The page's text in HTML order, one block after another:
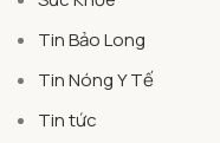
Tin Bảo Long
Tin Nóng Y Tế
Tin tức